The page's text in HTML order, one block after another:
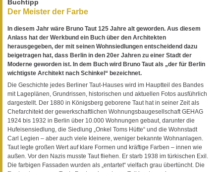
Buchtipp
Der Meister der Farbe
In diesem Jahr wäre Bruno Taut 125 Jahre alt geworden. Aus diesem
Anlass hat der Werkbund ein Buch über den Architekten
herausgegeben, der mit seinen Wohnsiedlungen entscheidend dazu
beigetragen hat, dass Berlin in den 20er Jahren zu einer Stadt der
Moderne geworden ist. In dem Buch wird Bruno Taut als „der für Berlin
wichtigste Architekt nach Schinkel“ bezeichnet.
Die Geschichte jedes Berliner Taut-Hauses wird im Hauptteil des Bandes
mit Lageplänen, Grundrissen, historischen und aktuellen Fotos ausführlich
dargestellt. Der 1880 in Königsberg geborene Taut hat in seiner Zeit als
Chefarchitekt der gewerkschaftlichen Wohnungsbaugesellschaft GEHAG
1924 bis 1932 in Berlin über 10.000 Wohnungen gebaut, darunter die
Hufeisensiedlung, die Siedlung „Onkel Toms Hütte“ und die Wohnstadt
Carl Legien – aber auch viele kleinere, weniger bekannte Wohnanlagen.
Taut legte großen Wert auf klare Formen und kräftige Farben – innen wie
außen. Vor den Nazis musste Taut fliehen. Er starb 1938 im türkischen Exil.
Die farbigen Fassaden wurden als „entartet“ vielfach grau übertüncht. Die